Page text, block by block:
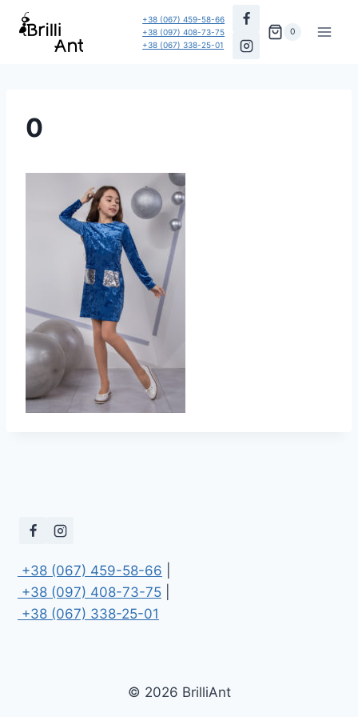
Перейти
+38 (067) 459-58-66
+38 (097) 408-73-75
+38 (067) 338-25-01
0
0
+38 (067) 459-58-66
+38 (097) 408-73-75
+38 (067) 338-25-01
© 2026 BrilliAnt